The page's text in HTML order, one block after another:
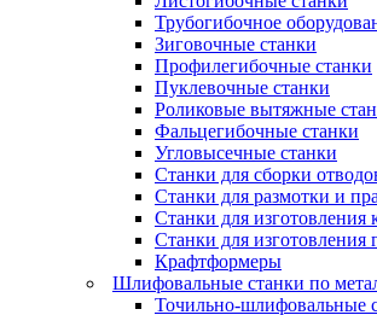
Трубогибочное
Зиговочные станки
Профилегибочные станки
Пуклевочные станки
Роликовые вытяжные
Фальцегибочные станки
Угловысечные станки
Станки для сборки
Станки для размотки и
Станки для изготовления
Станки для изготовления
Крафтформеры
Шлифовальные станки по
Точильно-шлифовальные